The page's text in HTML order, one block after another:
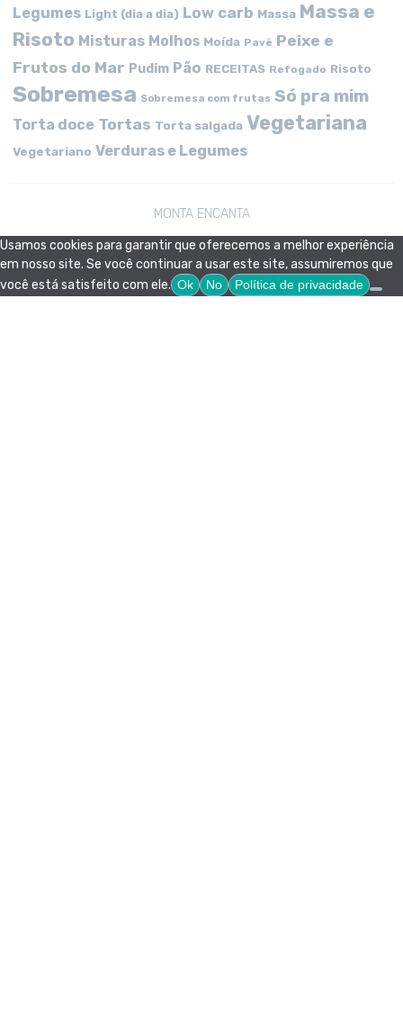
Legumes Light (dia a dia) Low carb Massa Massa e
Risoto Misturas Molhos Moída Pavê Peixe e
Frutos do Mar Pudim Pão RECEITAS Refogado Risoto
Sobremesa Sobremesa com frutas Só pra mim
Torta doce Tortas Torta salgada Vegetariana
Vegetariano Verduras e Legumes
MONTA ENCANTA
Usamos cookies para garantir que oferecemos a melhor experiência
em nosso site. Se você continuar a usar este site, assumiremos que
você está satisfeito com ele. Ok No Política de privacidade